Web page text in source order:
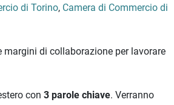
di Torino, Camera di Commercio di
di collaborazione per lavorare
con 3 parole chiave. Verranno